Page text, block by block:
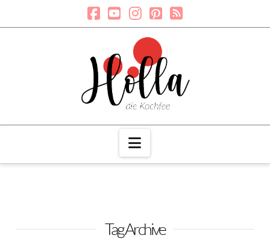
Navigation
Tag Archive